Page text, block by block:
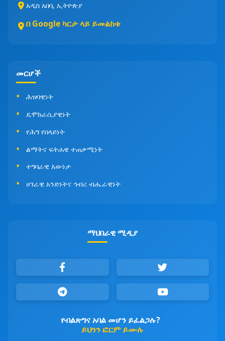
አዲስ አበባ, ኢትዮጵያ
በ Google ካርታ ላይ ይመልከቱ
መርሆች
ሕዝባዊነት
ዴሞክራሲያዊነት
የሕግ የበላይነት
ልማትና ፍትሐዊ ተጠቃሚነት
ተግባራዊ እውነታ
ሀገራዊ አንድነትና ኅብረ ብሔራዊነት
ማህበራዊ ሚዲያ
የብልጽግና አባል መሆን ይፈልጋሉ?
ይህንን ፎርም ይሙሉ